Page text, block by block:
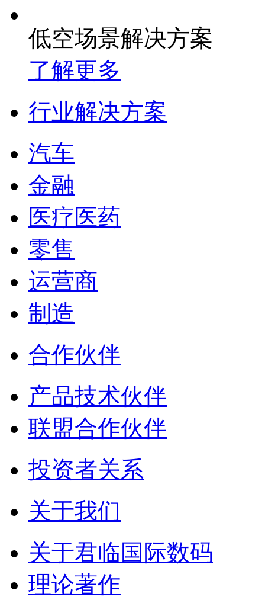
低空场景解决方案
了解更多
行业解决方案
汽车
金融
医疗医药
零售
运营商
制造
合作伙伴
产品技术伙伴
联盟合作伙伴
投资者关系
关于我们
关于君临国际数码
理论著作